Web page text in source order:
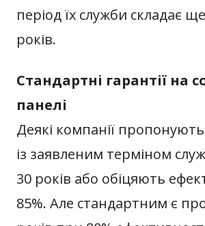
період їх служби складає
років.
Стандартні гарантії на
панелі
Деякі компанії
із заявленим терміном
30 років або обіцяють
85%. Але стандартним є